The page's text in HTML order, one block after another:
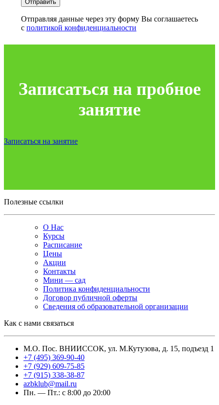
Отправляя данные через эту форму Вы соглашаетесь
с политикой конфиденциальности
Записаться на пробное
занятие
Записаться на занятие
Полезные ссылки
О Нас
Курсы
Расписание
Цены
Акции
Контакты
Мини — сад
Политика конфиденциальности
Договор публичной оферты
Сведения об образовательной организации
Как с нами связаться
М.О. Пос. ВНИИССОК, ул. М.Кутузова, д. 15, подъезд 1
+7 (495) 369-90-40
+7 (929) 609-75-85
+7 (915) 338-38-87
azbklub@mail.ru
Пн. — Пт.: с 8:00 до 20:00